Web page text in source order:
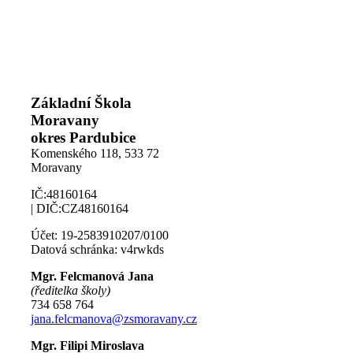
Základní Škola
Moravany
okres Pardubice
Komenského 118, 533 72
Moravany
IČ:48160164
| DIČ:CZ48160164
Účet: 19-2583910207/0100
Datová schránka: v4rwkds
Mgr. Felcmanová Jana
(ředitelka školy)
734 658 764
jana.felcmanova@zsmoravany.cz
Mgr. Filipi Miroslava